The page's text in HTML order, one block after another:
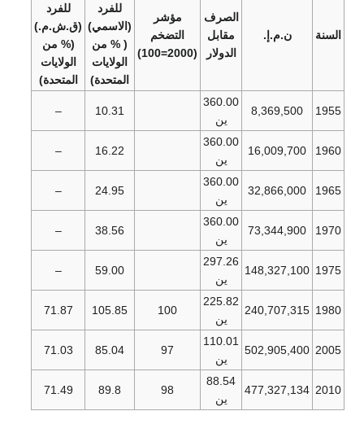
السنة ن.م.إ.
الصرف
مقابل
الدولار
مؤشر
التضخم
(2000=100)
للفرد
(الاسمي)
( % من
الولايات
المتحدة)
للفرد
(ق.ش.م.)
(% من
الولايات
المتحدة)
1955
8,369,500
360.00
ين
10.31
–
1960
16,009,700
360.00
ين
16.22
–
1965
32,866,000
360.00
ين
24.95
–
1970
73,344,900
360.00
ين
38.56
–
1975
148,327,100
297.26
ين
59.00
–
1980
240,707,315
225.82
ين
100
105.85
71.87
2005
502,905,400
110.01
ين
97
85.04
71.03
2010
477,327,134
88.54
ين
98
89.8
71.49